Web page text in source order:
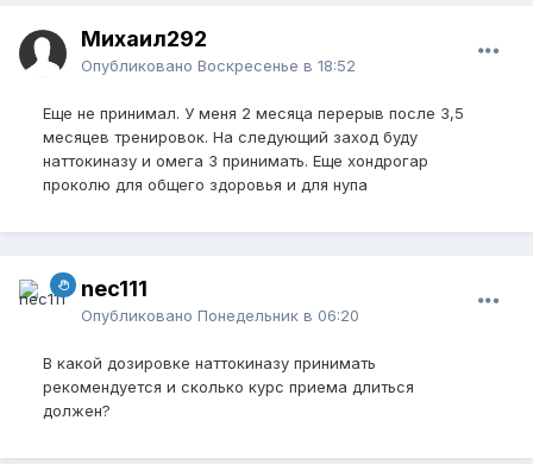
Михаил292
Опубликовано Воскресенье в 18:52
Еще не принимал. У меня 2 месяца перерыв после 3,5
месяцев тренировок. На следующий заход буду
наттокиназу и омега 3 принимать. Еще хондрогар
проколю для общего здоровья и для нупа
nec111
Опубликовано Понедельник в 06:20
В какой дозировке наттокиназу принимать
рекомендуется и сколько курс приема длиться
должен?